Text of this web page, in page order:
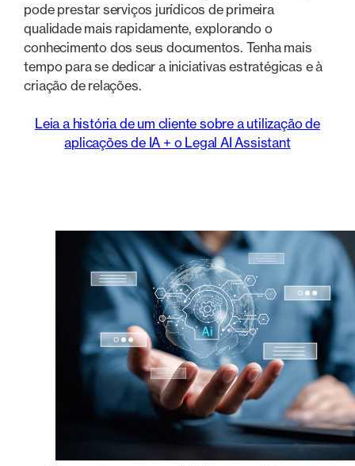
pode prestar serviços jurídicos de primeira
qualidade mais rapidamente, explorando o
conhecimento dos seus documentos. Tenha mais
tempo para se dedicar a iniciativas estratégicas e à
criação de relações.
Leia a história de um cliente sobre a utilização de
aplicações de IA + o Legal AI Assistant